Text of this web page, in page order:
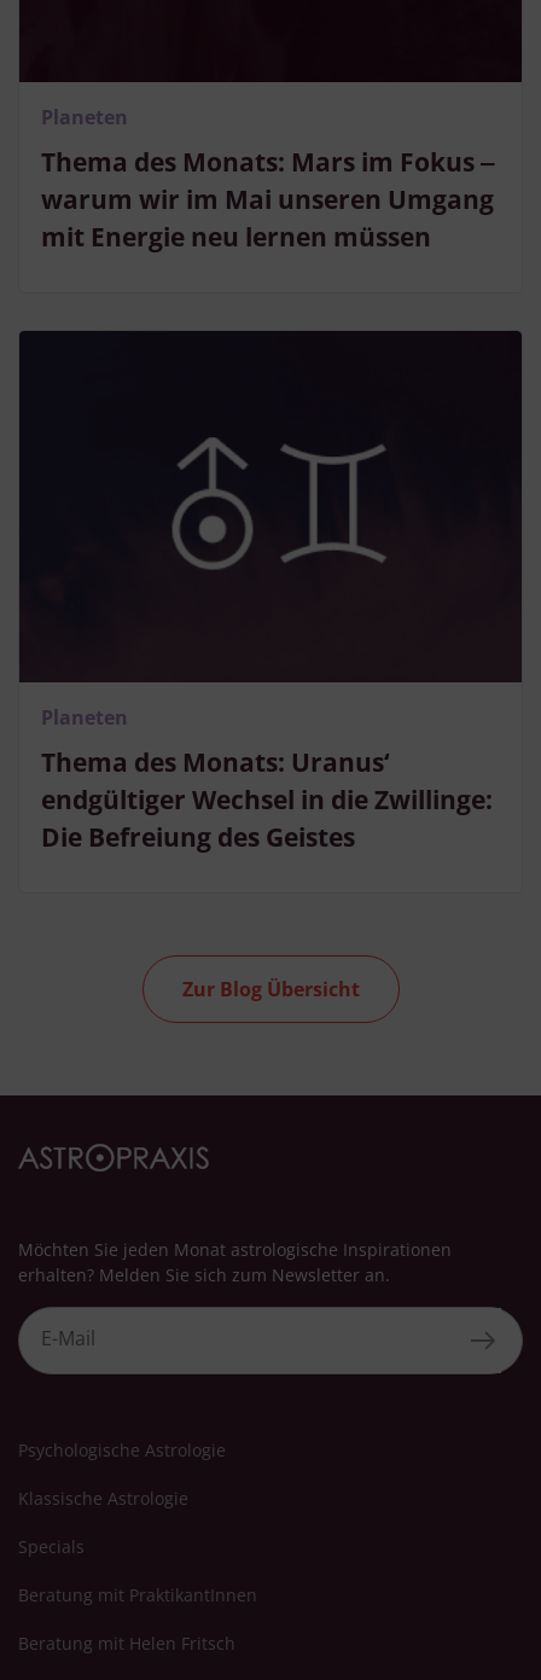
Thema des Monats: Mars im Fokus ‒
warum wir im Mai unseren Umgang
mit Energie neu lernen müssen
Planeten
Thema des Monats: Uranus‘
endgültiger Wechsel in die Zwillinge:
Die Befreiung des Geistes
Planeten
Zur Blog Übersicht
Möchten Sie jeden Monat astrologische Inspirationen
erhalten? Melden Sie sich zum Newsletter an.
Psychologische Astrologie
Klassische Astrologie
Specials
Beratung mit PraktikantInnen
Beratung mit Helen Fritsch